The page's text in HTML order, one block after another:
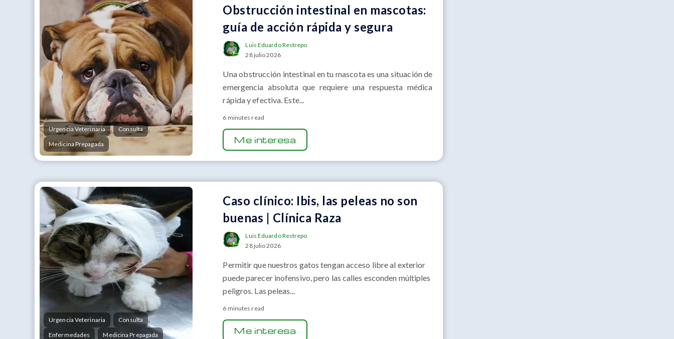
Urgencia Veterinaria , Consulta ,
Medicina Prepagada
Obstrucción intestinal en mascotas:
guía de acción rápida y segura
Luis Eduardo Restrepo
28 julio 2026
Una obstrucción intestinal en tu mascota es una situación de
emergencia absoluta que requiere una respuesta médica
rápida y efectiva. Este...
6 minutes read
Me interesa
Urgencia Veterinaria Consulta ,
Enfermedades Medicina Prepagada
Caso clínico: Ibis, las peleas no son
buenas | Clínica Raza
Luis Eduardo Restrepo
28 julio 2026
Permitir que nuestros gatos tengan acceso libre al exterior
puede parecer inofensivo, pero las calles esconden múltiples
peligros. Las peleas...
6 minutes read
Me interesa